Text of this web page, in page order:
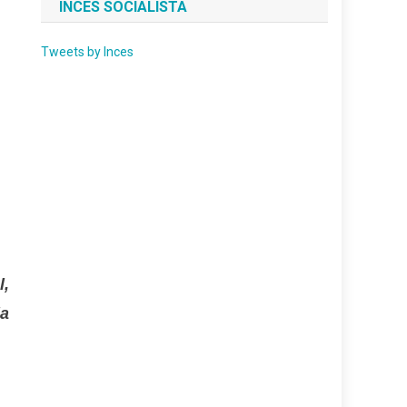
INCES SOCIALISTA
Tweets by Inces